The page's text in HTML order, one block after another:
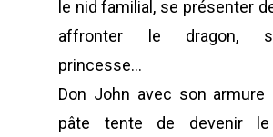
le nid familial, se présenter
affronter le dragon,
princesse…
Don John avec son armure
pâte tente de devenir le